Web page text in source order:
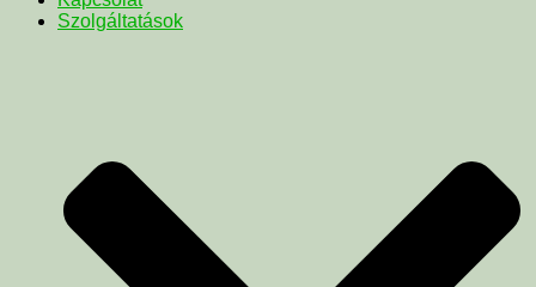
Szolgáltatások